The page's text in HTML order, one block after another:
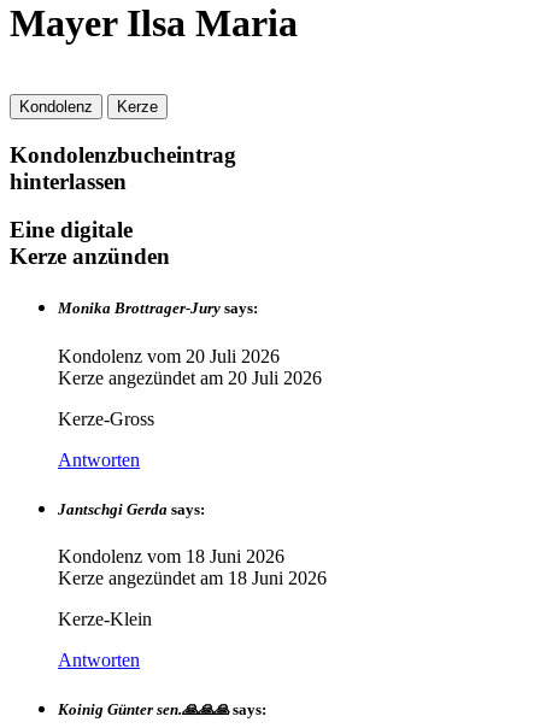
Mayer Ilsa Maria
Kondolenz Kerze
Kondolenzbucheintrag
hinterlassen
Eine digitale
Kerze anzünden
Monika Brottrager-Jury says:
Kondolenz vom 20 Juli 2026
Kerze angezündet am 20 Juli 2026
Kerze-Gross
Antworten
Jantschgi Gerda says:
Kondolenz vom 18 Juni 2026
Kerze angezündet am 18 Juni 2026
Kerze-Klein
Antworten
Koinig Günter sen.🙏🙏🙏 says: